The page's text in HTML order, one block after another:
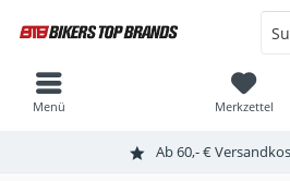
Ab 60,- €
Merkzettel
Menü